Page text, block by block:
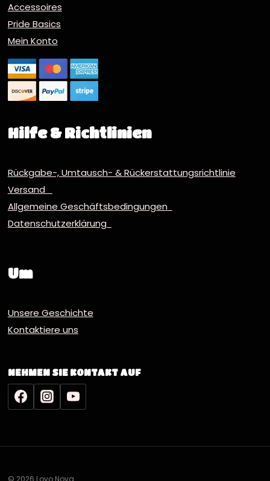
Accessoires
Pride Basics
Mein Konto
Hilfe & Richtlinien
Rückgabe-, Umtausch- & Rückerstattungsrichtlinie
Versand
Allgemeine Geschäftsbedingungen
Datenschutzerklärung
Um
Unsere Geschichte
Kontaktiere uns
NEHMEN SIE KONTAKT AUF
© 2026 Lovo Nova